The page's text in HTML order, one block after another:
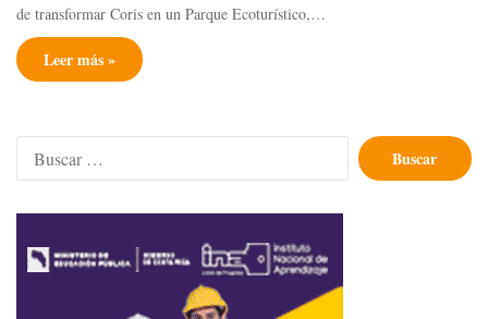
de transformar Coris en un Parque Ecoturístico,…
Leer más »
Buscar: